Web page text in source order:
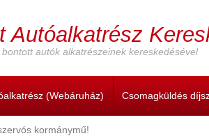
Autóalkatrész
autók alkatrészeinek kereskedésével
(Webáruház) Csomagküldés
kormánymű!